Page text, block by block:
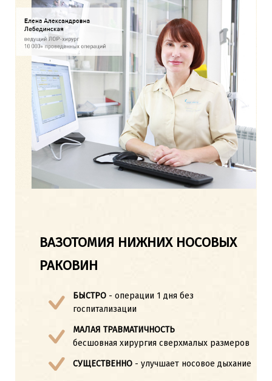
ВАЗОТОМИЯ НИЖНИХ НОСОВЫХ
РАКОВИН
БЫСТРО - операции 1 дня без
госпитализации
МАЛАЯ ТРАВМАТИЧНОСТЬ
бесшовная хирургия сверхмалых размеров
СУЩЕСТВЕННО - улучшает носовое дыхание